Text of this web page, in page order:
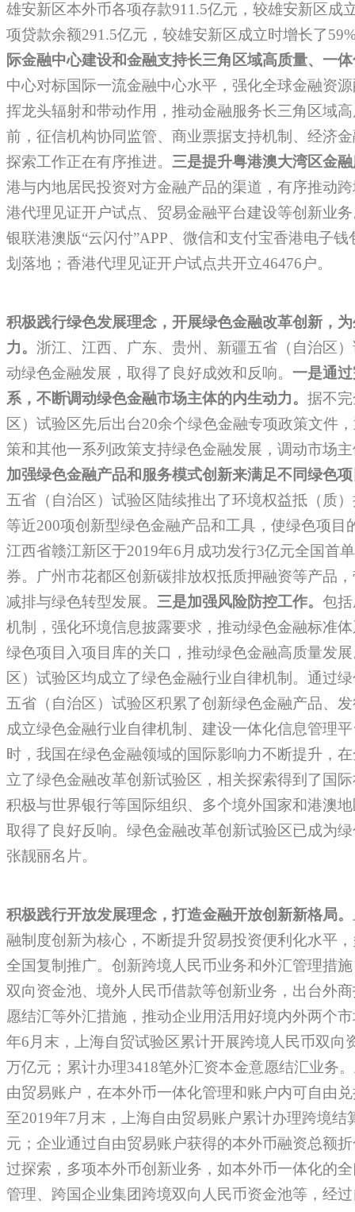
雄安新区本外币各项存款911.5亿元，较雄安新区成
项贷款余额291.5亿元，较雄安新区成立时增长了
际金融中心建设和金融支持长三角区域高质量、一
中心对标国际一流金融中心水平，强化全球金融资
挥龙头辐射和带动作用，推动金融服务长三角区域
前，征信机构协同监管、商业票据支持机制、经济
探索工作正在有序推进。 三是提升粤港澳大湾区金
港与内地居民投资对方金融产品的渠道，有序推动
港代理见证开户试点、贸易金融平台建设等创新业
银联港澳版“云闪付”APP、微信和支付宝香港电子
划落地；香港代理见证开户试点共开立46476户。
积极践行绿色发展理念，开展绿色金融改革创新，
力。 浙江、江西、广东、贵州、新疆五省（自治区
动绿色金融发展，取得了良好成效和反响。 一是通
系，不断调动绿色金融市场主体的内生动力。 据不
区）试验区先后出台20余个绿色金融专项政策文件
策和其他一系列政策支持绿色金融发展，调动市场
加强绿色金融产品和服务模式创新来满足不同绿色
五省（自治区）试验区陆续推出了环境权益抵（质
等近200项创新型绿色金融产品和工具，使绿色项目
江西省赣江新区于2019年6月成功发行3亿元全国首
券。广州市花都区创新碳排放权抵质押融资等产品
减排与绿色转型发展。 三是加强风险防控工作。 包
机制，强化环境信息披露要求，推动绿色金融标准
绿色项目入项目库的关口，推动绿色金融高质量发
区）试验区均成立了绿色金融行业自律机制。通过
五省（自治区）试验区积累了创新绿色金融产品、
成立绿色金融行业自律机制、建设一体化信息管理
时，我国在绿色金融领域的国际影响力不断提升，
立了绿色金融改革创新试验区，相关探索得到了国
积极与世界银行等国际组织、多个境外国家和港澳
取得了良好反响。绿色金融改革创新试验区已成为
张靓丽名片。
积极践行开放发展理念，打造金融开放创新新格局。
融制度创新为核心，不断提升贸易投资便利化水平
全国复制推广。创新跨境人民币业务和外汇管理措
双向资金池、境外人民币借款等创新业务，出台外
愿结汇等外汇措施，推动企业用活用好境内外两个
年6月末，上海自贸试验区累计开展跨境人民币双向
万亿元；累计办理3418笔外汇资本金意愿结汇业务
由贸易账户，在本外币一体化管理和账户内可自由
至2019年7月末，上海自由贸易账户累计办理跨境结
元；企业通过自由贸易账户获得的本外币融资总额
过探索，多项本外币创新业务，如本外币一体化的
管理、跨国企业集团跨境双向人民币资金池等，经